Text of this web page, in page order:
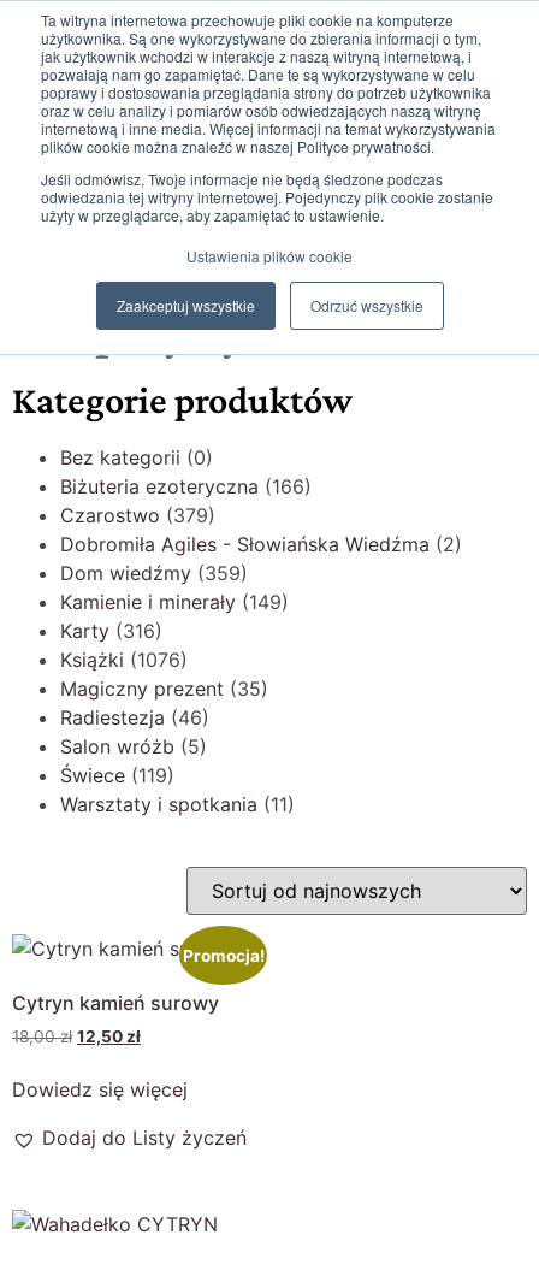
Ta witryna internetowa przechowuje pliki cookie na komputerze
użytkownika. Są one wykorzystywane do zbierania informacji o tym,
jak użytkownik wchodzi w interakcje z naszą witryną internetową, i
pozwalają nam go zapamiętać. Dane te są wykorzystywane w celu
poprawy i dostosowania przeglądania strony do potrzeb użytkownika
oraz w celu analizy i pomiarów osób odwiedzających naszą witrynę
internetową i inne media. Więcej informacji na temat wykorzystywania
plików cookie można znaleźć w naszej Polityce prywatności.
Jeśli odmówisz, Twoje informacje nie będą śledzone podczas
odwiedzania tej witryny internetowej. Pojedynczy plik cookie zostanie
użyty w przeglądarce, aby zapamiętać to ustawienie.
Ustawienia plików cookie
Zaakceptuj wszystkie Odrzuć wszystkie
Strona główna
Sklep: cytryn
Kategorie produktów
Bez kategorii (0)
Biżuteria ezoteryczna (166)
Czarostwo (379)
Dobromiła Agiles - Słowiańska Wiedźma (2)
Dom wiedźmy (359)
Kamienie i minerały (149)
Karty (316)
Książki (1076)
Magiczny prezent (35)
Radiestezja (46)
Salon wróżb (5)
Świece (119)
Warsztaty i spotkania (11)
Promocja!
Cytryn kamień surowy
18,00zł 12,50 zł
Dowiedz się więcej
Dodaj do Listy życzeń